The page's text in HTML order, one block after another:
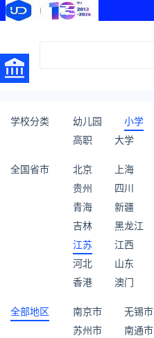
学校分类 幼儿园 小学
高职
大学
全国省市 北京 上海
贵州
四川
青海
新疆
吉林
黑龙江
江苏
江西
河北
山东
香港
澳门
全部地区 南京市 无锡市
苏州市
南通市